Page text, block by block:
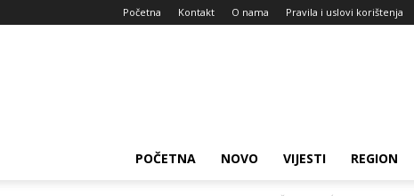
Početna Kontakt O nama Pravila i uslovi korištenja
POČETNA NOVO VIJESTI REGION